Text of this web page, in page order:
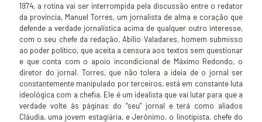
1974, a rotina vai ser interrompida pela discussão entre o redator
da província, Manuel Torres, um jornalista de alma e coração que
defende a verdade jornalística acima de qualquer outro interesse,
com o seu chefe da redação, Abílio Valadares, homem submisso
ao poder político, que aceita a censura aos textos sem questionar
e que conta com o apoio incondicional de Máximo Redondo, o
diretor do jornal. Torres, que não tolera a ideia de o jornal ser
constantemente manipulado por terceiros, está em constante luta
ideológica com a chefia. Ele é um idealista que vai lutar para que a
verdade volte às páginas do “seu” jornal e terá como aliados
Cláudia, uma jovem estagiária, e Jerónimo, o linotipista, chefe do